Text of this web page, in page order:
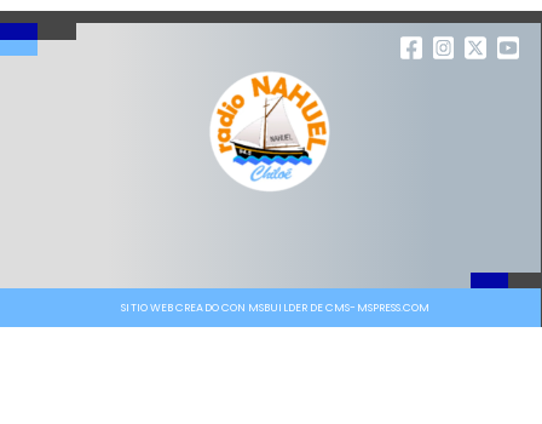
SITIO WEB CREADO CON MSBUILDER DE CMS-MSPRESS.COM